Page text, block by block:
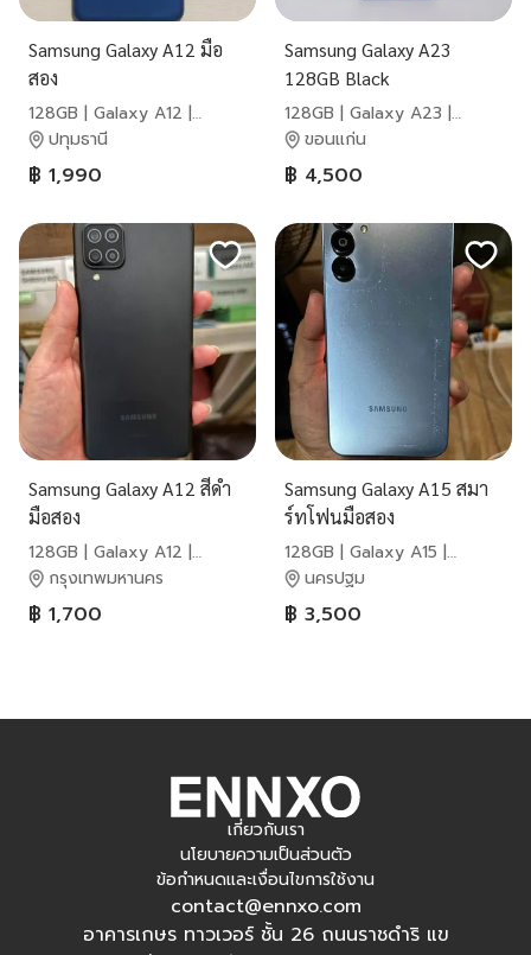
Samsung Galaxy A12 มือ
สอง
128GB | Galaxy A12 |
Samsung
ปทุมธานี
฿ 1,990
Samsung Galaxy A23
128GB Black
128GB | Galaxy A23 |
Samsung
ขอนแก่น
฿ 4,500
Samsung Galaxy A12 สีดำ
มือสอง
128GB | Galaxy A12 |
Samsung
กรุงเทพมหานคร
฿ 1,700
Samsung Galaxy A15 สมา
ร์ทโฟนมือสอง
128GB | Galaxy A15 |
Samsung
นครปฐม
฿ 3,500
เกี่ยวกับเรา
นโยบายความเป็นส่วนตัว
ข้อกำหนดและเงื่อนไขการใช้งาน
contact@ennxo.com
อาคารเกษร ทาวเวอร์ ชั้น 26 ถนนราชดำริ แข